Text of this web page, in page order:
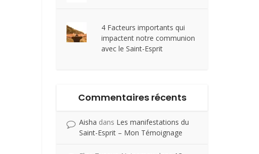
4 Facteurs importants qui
impactent notre communion
avec le Saint-Esprit
Commentaires récents
Aisha dans Les manifestations du
Saint-Esprit – Mon Témoignage